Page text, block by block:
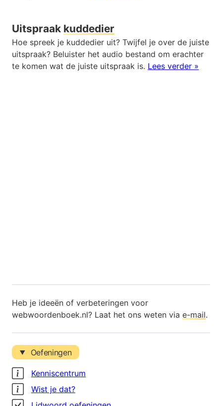
Uitspraak kuddedier
Hoe spreek je kuddedier uit? Twijfel je over de juiste
uitspraak? Beluister het audio bestand om erachter
te komen wat de juiste uitspraak is. Lees verder »
Heb je ideeën of verbeteringen voor
webwoordenboek.nl? Laat het ons weten via e-mail.
Oefeningen
Kenniscentrum
Wist je dat?